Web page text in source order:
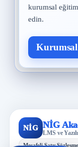
kurumsal
edin.
NİG NİG
LMS ve
Mesafeli Satış